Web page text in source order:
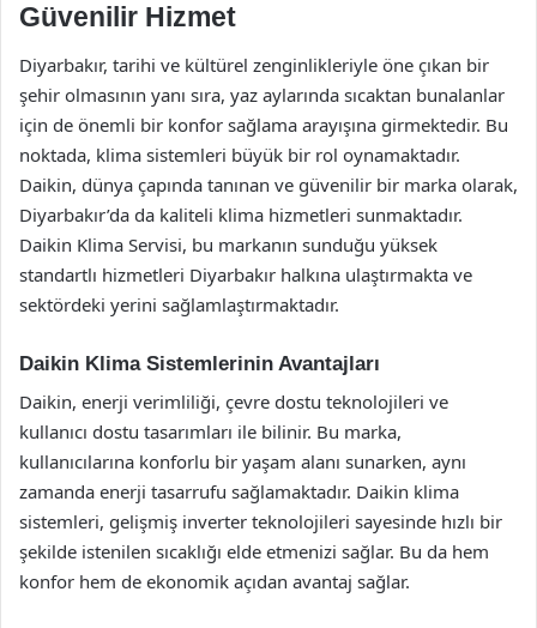
Güvenilir Hizmet
Diyarbakır, tarihi ve kültürel zenginlikleriyle öne çıkan bir
şehir olmasının yanı sıra, yaz aylarında sıcaktan bunalanlar
için de önemli bir konfor sağlama arayışına girmektedir. Bu
noktada, klima sistemleri büyük bir rol oynamaktadır.
Daikin, dünya çapında tanınan ve güvenilir bir marka olarak,
Diyarbakır’da da kaliteli klima hizmetleri sunmaktadır.
Daikin Klima Servisi, bu markanın sunduğu yüksek
standartlı hizmetleri Diyarbakır halkına ulaştırmakta ve
sektördeki yerini sağlamlaştırmaktadır.
Daikin Klima Sistemlerinin Avantajları
Daikin, enerji verimliliği, çevre dostu teknolojileri ve
kullanıcı dostu tasarımları ile bilinir. Bu marka,
kullanıcılarına konforlu bir yaşam alanı sunarken, aynı
zamanda enerji tasarrufu sağlamaktadır. Daikin klima
sistemleri, gelişmiş inverter teknolojileri sayesinde hızlı bir
şekilde istenilen sıcaklığı elde etmenizi sağlar. Bu da hem
konfor hem de ekonomik açıdan avantaj sağlar.